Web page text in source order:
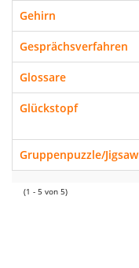
Gehirn
Gesprächsverfahren
Glossare
Glückstopf
Gruppenpuzzle/Jigsaw
(1 - 5 von 5)